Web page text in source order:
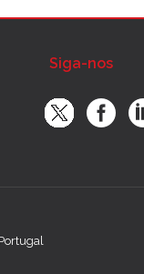
Siga-nos